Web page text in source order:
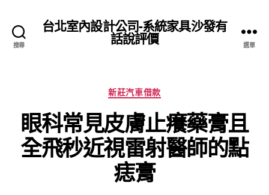
搜尋
台北室內設計公司-系統家具沙發有
話說評價 選單
分
類
新莊汽車借款
眼科常見皮膚止癢藥膏且
全飛秒近視雷射醫師的點
痣膏